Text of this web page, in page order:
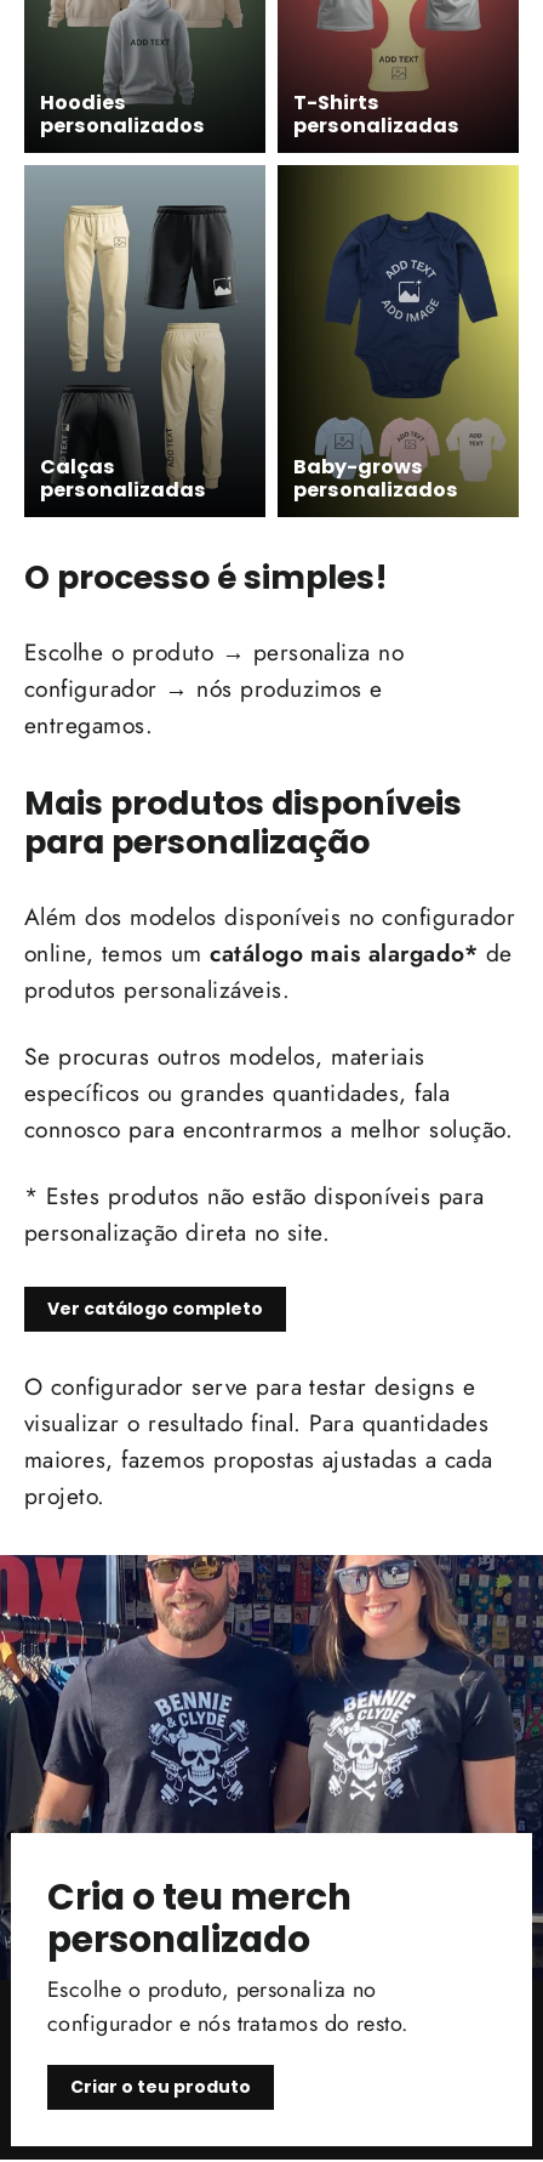
Hoodies
personalizados
T-Shirts
personalizadas
Calças
personalizadas
Baby-grows
personalizados
O processo é simples!
Escolhe o produto → personaliza no
configurador → nós produzimos e
entregamos.
Mais produtos disponíveis
para personalização
Além dos modelos disponíveis no configurador
online, temos umcatálogo mais alargado* de
produtos personalizáveis.
Se procuras outros modelos, materiais
específicos ou grandes quantidades, fala
connosco para encontrarmos a melhor solução.
* Estes produtos não estão disponíveis para
personalização direta no site.
Ver catálogo completo
O configurador serve para testar designs e
visualizar o resultado final. Para quantidades
maiores, fazemos propostas ajustadas a cada
projeto.
Cria o teu merch
personalizado
Escolhe o produto, personaliza no
configurador e nós tratamos do resto.
Criar o teu produto